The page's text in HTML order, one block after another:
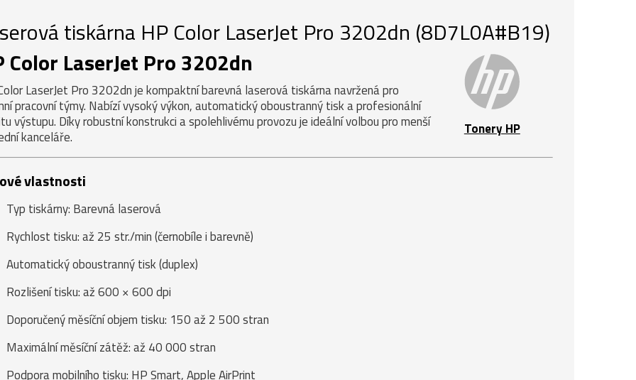
tiskárna HP Color LaserJet Pro 3202dn (8D7L0A#B19)
Tonery HP
Color LaserJet Pro 3202dn
LaserJet Pro 3202dn je kompaktní barevná laserová tiskárna navržená pro
pracovní týmy. Nabízí vysoký výkon, automatický oboustranný tisk a profesionální
výstupu. Díky robustní konstrukci a spolehlivému provozu je ideální volbou pro menší
kanceláře.
vlastnosti
Typ tiskárny: Barevná laserová
Rychlost tisku: až 25 str./min (černobíle i barevně)
Automatický oboustranný tisk (duplex)
Rozlišení tisku: až 600 × 600 dpi
Doporučený měsíční objem tisku: 150 až 2 500 stran
Maximální měsíční zátěž: až 40 000 stran
Podpora mobilního tisku: HP Smart, Apple AirPrint